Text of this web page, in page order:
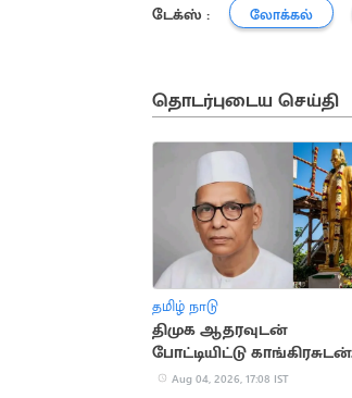
டேக்ஸ் : லோக்கல்
தொடர்புடைய செய்தி
தமிழ் நாடு
திமுக ஆதரவுடன்
போட்டியிட்டு காங்கிரசுடன்
இணைந்த காமன்வீல் கட்சி
Aug 04, 2026, 17:08 IST